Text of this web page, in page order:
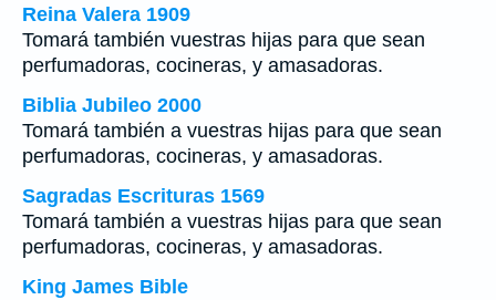
Reina Valera 1909
Tomará también vuestras hijas para que sean
perfumadoras, cocineras, y amasadoras.
Biblia Jubileo 2000
Tomará también a vuestras hijas para que sean
perfumadoras, cocineras, y amasadoras.
Sagradas Escrituras 1569
Tomará también a vuestras hijas para que sean
perfumadoras, cocineras, y amasadoras.
King James Bible